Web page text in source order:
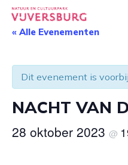
Skip
main« Alle Evenementen
Dit evenement is
NACHT VAN
28 oktober 2023 @